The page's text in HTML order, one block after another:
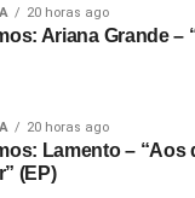
e psicodélico
microfonia daquelas.
no Just
a ver com uma
inglês e norte-
uma hora para outra
20 horas ago
Ariana Grande –
20 horas ago
Lamento – “Aos
(EP)